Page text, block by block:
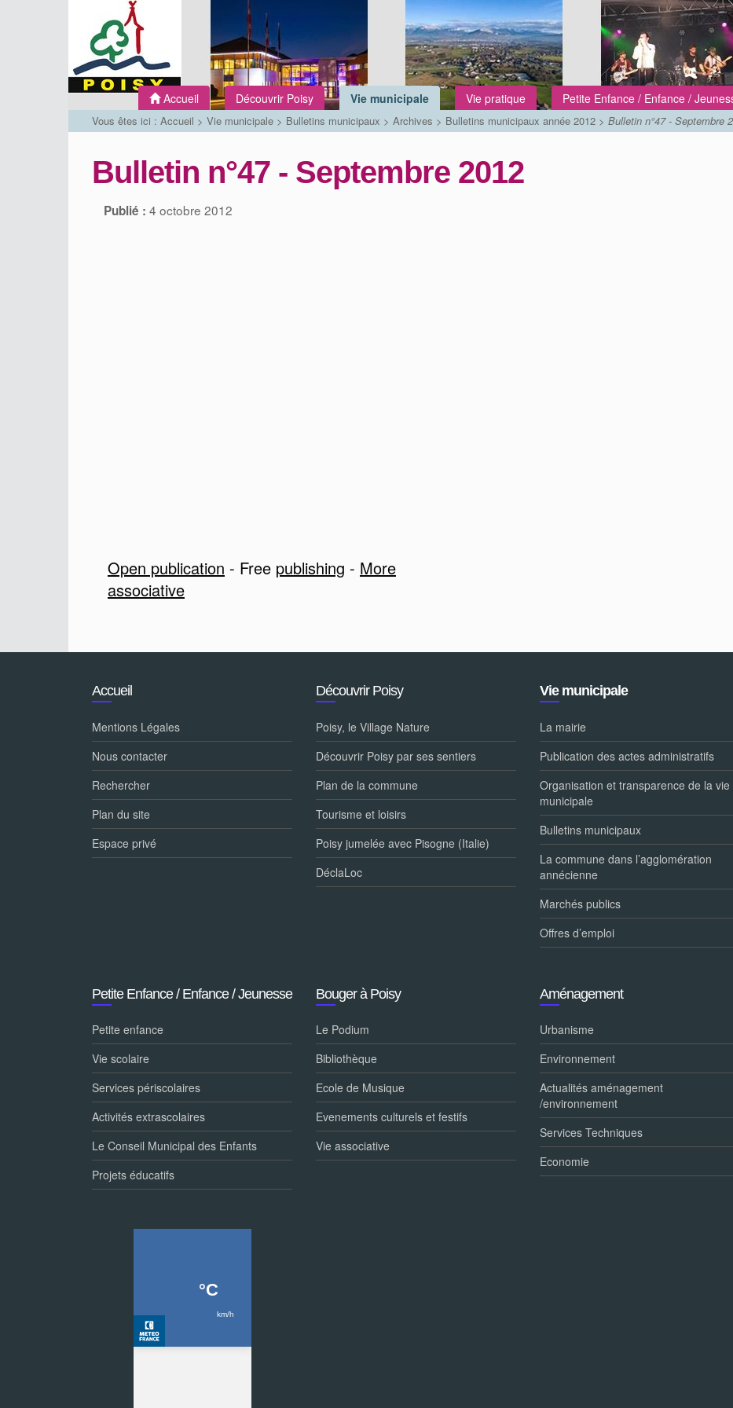
Accueil Découvrir Poisy Vie municipale Vie pratique Petite Enfance / Enfance /
Vous êtes ici : Accueil > Vie municipale > Bulletins municipaux > Archives > Bulletins municipaux année 2012 > Bulletin n°47 - Septembre
Bulletin n°47 - Septembre 2012
Publié : 4 octobre 2012
Open publication - Free publishing - More
associative
Accueil
Mentions Légales
Nous contacter
Rechercher
Plan du site
Espace privé
Découvrir Poisy
Poisy, le Village Nature
Découvrir Poisy par ses sentiers
Plan de la commune
Tourisme et loisirs
Poisy jumelée avec Pisogne (Italie)
DéclaLoc
Vie municipale
La mairie
Publication des actes administratifs
Organisation et transparence de la vie
municipale
Bulletins municipaux
La commune dans l’agglomération
annécienne
Marchés publics
Offres d’emploi
Petite Enfance / Enfance / Jeunesse
Petite enfance
Vie scolaire
Services périscolaires
Activités extrascolaires
Le Conseil Municipal des Enfants
Projets éducatifs
Bouger à Poisy
Le Podium
Bibliothèque
Ecole de Musique
Evenements culturels et festifs
Vie associative
Aménagement
Urbanisme
Environnement
Actualités aménagement
/environnement
Services Techniques
Economie